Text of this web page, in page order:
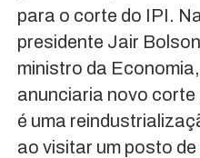
para o corte do IPI.
presidente Jair
ministro da
anunciaria novo corte
é uma
ao visitar um posto